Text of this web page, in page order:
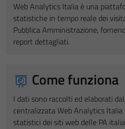
Web Analytics Italia è una
statistiche in tempo reale dei
Pubblica Amministrazione,
report dettagliati.
Come funziona
I dati sono raccolti ed elaborati
centralizzata Web Analytics Italia
statistici dei siti web delle PA